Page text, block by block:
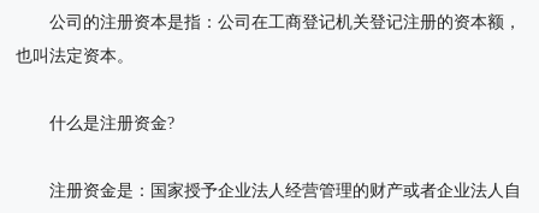
公司的注册资本是指：公司在工商登记机关登记注册的资本额，
也叫法定资本。
什么是注册资金?
注册资金是：国家授予企业法人经营管理的财产或者企业法人自